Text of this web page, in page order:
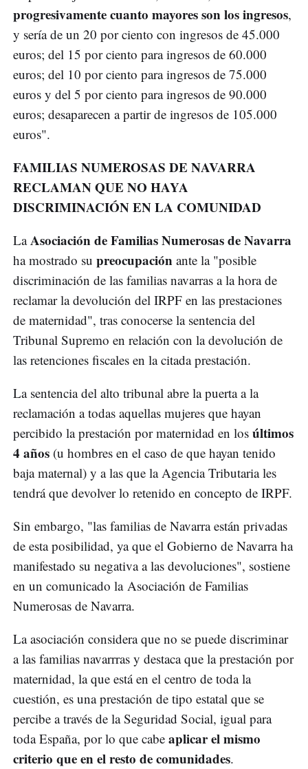
progresivamente cuanto mayores son los ingresos,
y sería de un 20 por ciento con ingresos de 45.000
euros; del 15 por ciento para ingresos de 60.000
euros; del 10 por ciento para ingresos de 75.000
euros y del 5 por ciento para ingresos de 90.000
euros; desaparecen a partir de ingresos de 105.000
euros".
FAMILIAS NUMEROSAS DE NAVARRA
RECLAMAN QUE NO HAYA
DISCRIMINACIÓN EN LA COMUNIDAD
LaAsociación de Familias Numerosas de Navarra
ha mostrado su preocupación ante la "posible
discriminación de las familias navarras a la hora de
reclamar la devolución del IRPF en las prestaciones
de maternidad", tras conocerse la sentencia del
Tribunal Supremo en relación con la devolución de
las retenciones fiscales en la citada prestación.
La sentencia del alto tribunal abre la puerta a la
reclamación a todas aquellas mujeres que hayan
percibido la prestación por maternidad en los últimos
4 años (u hombres en el caso de que hayan tenido
baja maternal) y a las que la Agencia Tributaria les
tendrá que devolver lo retenido en concepto de IRPF.
Sin embargo, "las familias de Navarra están privadas
de esta posibilidad, ya que el Gobierno de Navarra ha
manifestado su negativa a las devoluciones", sostiene
en un comunicado la Asociación de Familias
Numerosas de Navarra.
La asociación considera que no se puede discriminar
a las familias navarrras y destaca que la prestación por
maternidad, la que está en el centro de toda la
cuestión, es una prestación de tipo estatal que se
percibe a través de la Seguridad Social, igual para
toda España, por lo que cabe aplicar el mismo
criterio que en el resto de comunidades.